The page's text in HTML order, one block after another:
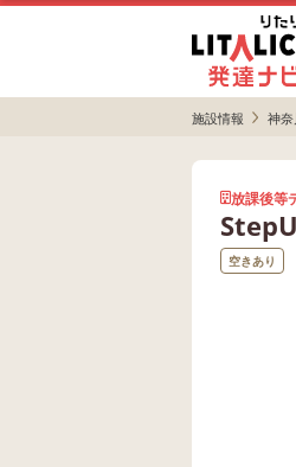
施設情報 神
放課後等
空きあり